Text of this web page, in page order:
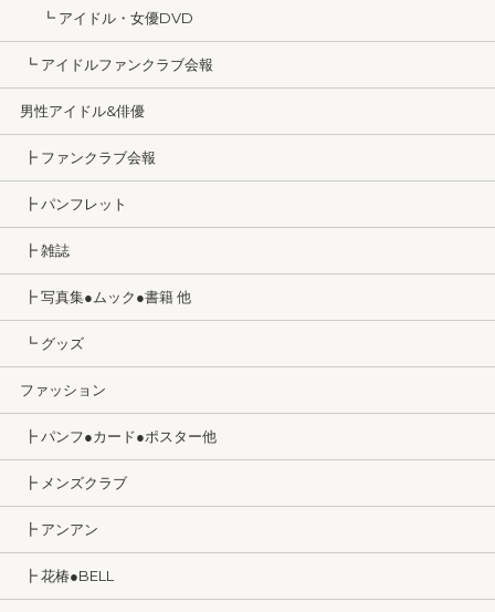
┗ アイドル・女優DVD
┗ アイドルファンクラブ会報
男性アイドル&俳優
┣ ファンクラブ会報
┣ パンフレット
┣ 雑誌
┣ 写真集●ムック●書籍 他
┗ グッズ
ファッション
┣ パンフ●カード●ポスター他
┣ メンズクラブ
┣ アンアン
┣ 花椿●BELL